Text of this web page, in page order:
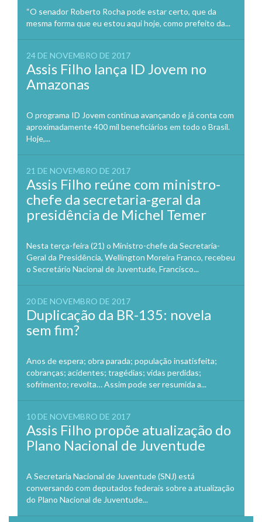
“O senador Roberto Rocha pode estar certo, que da
mesma forma que eu estou aqui hoje, como prefeito da...
24 DE NOVEMBRO DE 2017
Assis Filho lança ID Jovem no
Amazonas
O programa ID Jovem continua avançando e já conta com
aproximadamente 400 mil beneficiários em todo o Brasil.
Hoje,...
21 DE NOVEMBRO DE 2017
Assis Filho reúne com ministro-
chefe da secretaria-geral da
presidência de Michel Temer
Nesta terça-feira (21) o Ministro-chefe da Secretaria-
Geral da Presidência, Wellington Moreira Franco, recebeu
o Secretário Nacional de Juventude, Francisco...
20 DE NOVEMBRO DE 2017
Duplicação da BR-135: novela
sem fim?
Anos de espera; obra parada; população insatisfeita;
cobranças; acidentes; tragédias; vidas perdidas;
sofrimento; revolta… Assim pode ser resumida a...
10 DE NOVEMBRO DE 2017
Assis Filho propõe atualização do
Plano Nacional de Juventude
A Secretaria Nacional de Juventude (SNJ) está
conversando com deputados federais sobre a atualização
do Plano Nacional de Juventude...